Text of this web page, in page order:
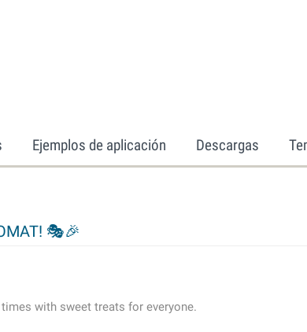
Ejemplos de aplicación Descargas
🎭🎉
with sweet treats for everyone.